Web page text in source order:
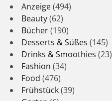
Anzeige(494)
Beauty(62)
Bücher(190)
Desserts & Süßes (145)
Drinks & Smoothies (23)
Fashion (34)
Food (476)
Frühstück(39)